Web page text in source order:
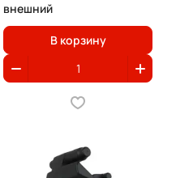
внешний
В корзину